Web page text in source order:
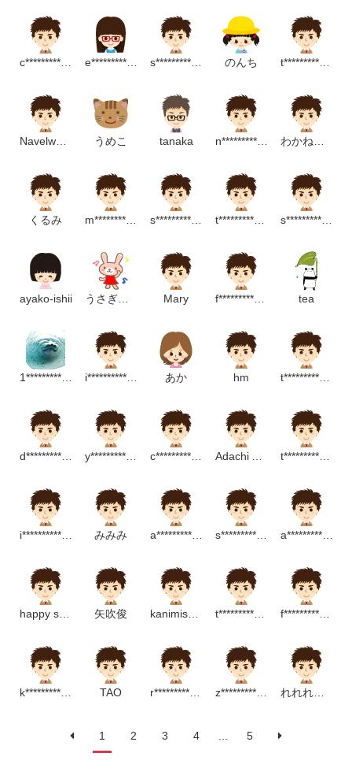
c**********************p e***************p s******************p のんち t***************************p
Navelwort188804 うめこ tanaka n******************************p わかねことり
くるみ m***********************m s*********************m t*******************************p s***********************m
ayako-ishii うさぎっちゃん Mary f*****************m tea
1*********************m i**************p あか hm t******************m
d***********************p y*******************p c********************p Adachi Akira t***********************p
i*********************m みみみ a**********************p s***********************p a********************g
happy smile☆ 矢吹俊 kanimiso seijin t********************p f***********************m
k*********************m TAO r*********************m z******************p れれれのれ
1 2 3 4 5